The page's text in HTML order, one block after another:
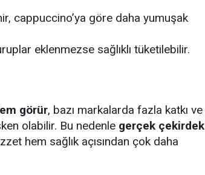
cappuccino’ya göre daha yumuşak
eklenmezse sağlıklı tüketilebilir.
görür, bazı markalarda fazla katkı ve
olabilir. Bu nedenle gerçek çekirdek
hem sağlık açısından çok daha